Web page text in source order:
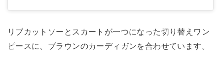
リブカットソーとスカートが一つになった切り替えワン
ピースに、 ブラウンのカーディガンを合わせています。